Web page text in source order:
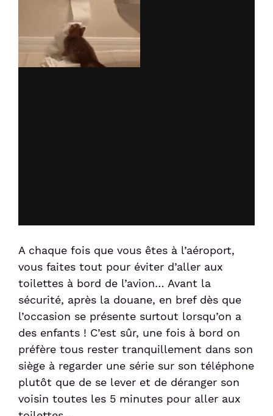
A chaque fois que vous êtes à l’aéroport,
vous faites tout pour éviter d’aller aux
toilettes à bord de l’avion… Avant la
sécurité, après la douane, en bref dès que
l’occasion se présente surtout lorsqu’on a
des enfants ! C’est sûr, une fois à bord on
préfère tous rester tranquillement dans son
siège à regarder une série sur son téléphone
plutôt que de se lever et de déranger son
voisin toutes les 5 minutes pour aller aux